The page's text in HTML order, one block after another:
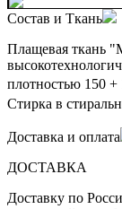
Состав и Ткань
Плащевая ткань
плотностью 150
Стирка в
Доставка и оплата
ДОСТАВКА
Доставку по